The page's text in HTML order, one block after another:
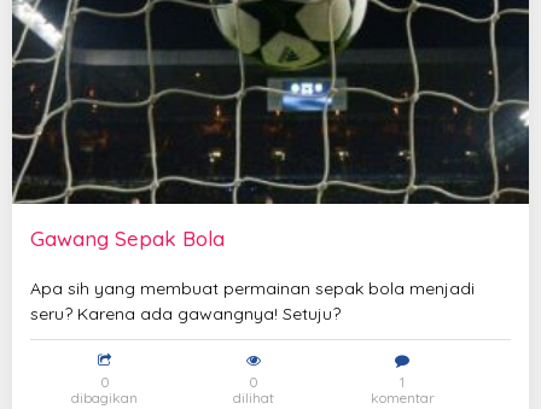
Gawang Sepak Bola
Apa sih yang membuat permainan sepak bola menjadi
seru? Karena ada gawangnya! Setuju?
0
dibagikan
0
dilihat
1
komentar